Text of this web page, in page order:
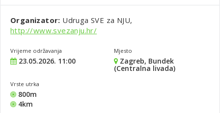
Organizator: Udruga SVE za NJU,
http://www.svezanju.hr/
Vrijeme održavanja
23.05.2026. 11:00
Mjesto
Zagreb, Bundek
(Centralna livada)
Vrste utrka
800m
4km